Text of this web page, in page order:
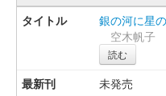
銀の河に星
空木帆子
読む
未発売